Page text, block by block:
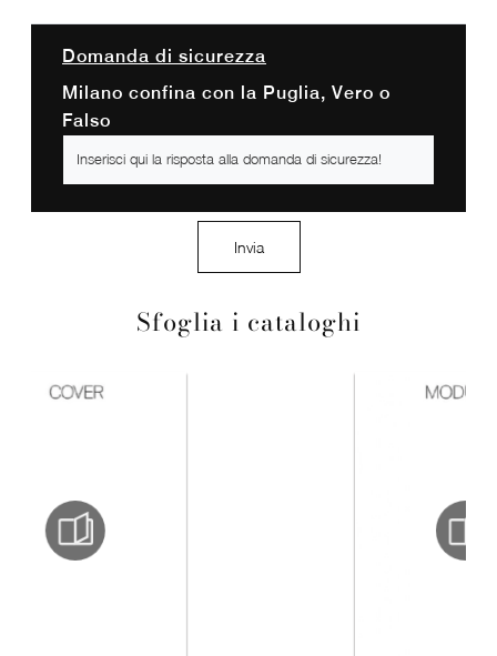
Sfoglia i cataloghi
Domanda di sicurezza
Milano confina con la Puglia, Vero o
Falso
Invia